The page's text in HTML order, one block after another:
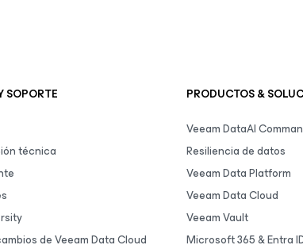
SOPORTE
técnica
de Veeam Data Cloud
PRODUCTOS &
Veeam DataAI
Resiliencia de datos
Veeam Data Platform
Veeam Data Cloud
Veeam Vault
Microsoft 365 & Entra